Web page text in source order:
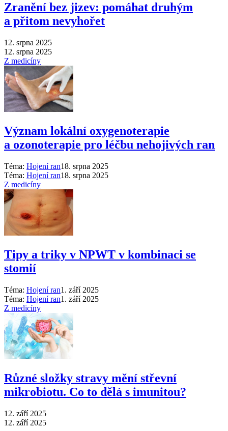
Zranění bez jizev: pomáhat druhým
a přitom nevyhořet
12. srpna 2025
12. srpna 2025
Z medicíny
Význam lokální oxygenoterapie
a ozonoterapie pro léčbu nehojivých ran
Téma: Hojení ran18. srpna 2025
Téma: Hojení ran18. srpna 2025
Z medicíny
Tipy a triky v NPWT v kombinaci se
stomií
Téma: Hojení ran1. září 2025
Téma: Hojení ran1. září 2025
Z medicíny
Různé složky stravy mění střevní
mikrobiotu. Co to dělá s imunitou?
12. září 2025
12. září 2025